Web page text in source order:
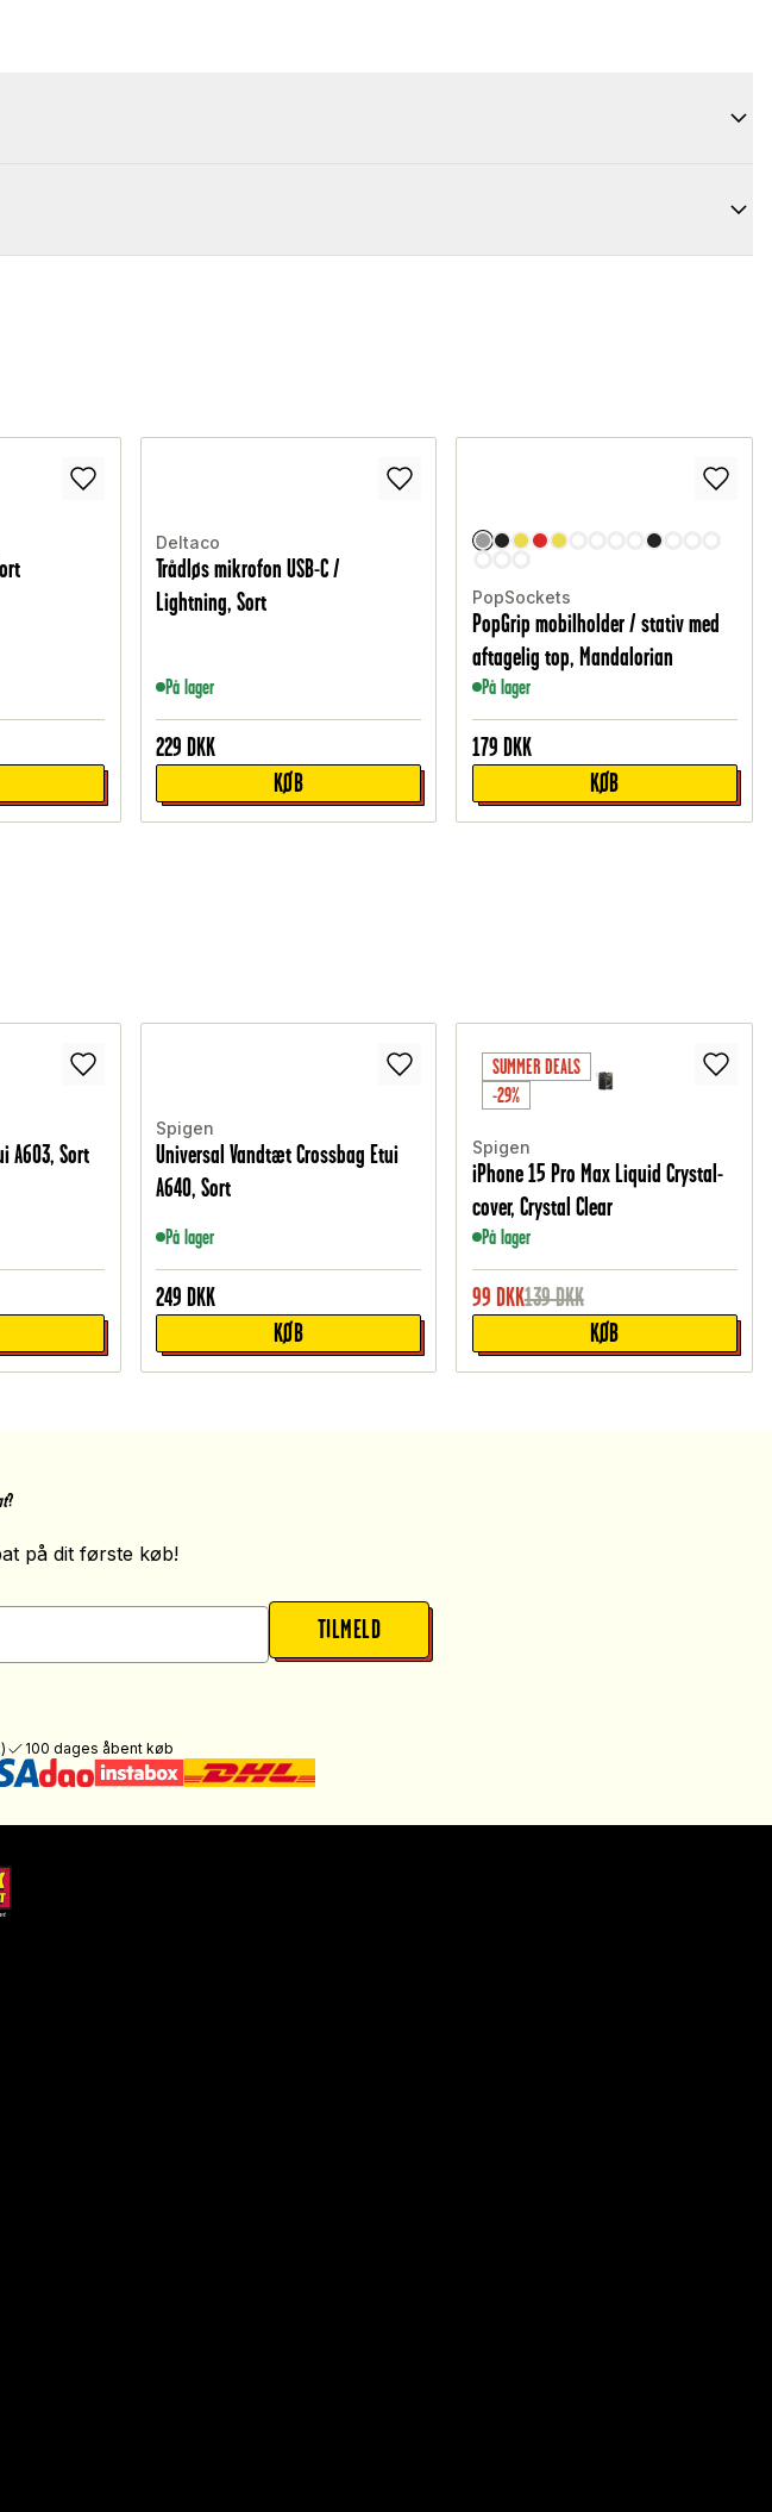
Deltaco
Trådløs mikrofon USB-C /
Lightning, Sort
På lager
229 DKK
KØB
PopSockets
PopGrip mobilholder / stativ med
aftagelig top, Mandalorian
På lager
179 DKK
KØB
A603, Sort
Spigen
Universal Vandtæt Crossbag Etui
A640, Sort
På lager
249 DKK
KØB
SUMMER DEALS
-29%
Spigen
iPhone 15 Pro Max Liquid Crystal-
cover, Crystal Clear
På lager
99 DKK139DKK
KØB
?
på dit første køb!
TILMELD
100 dages åbent køb